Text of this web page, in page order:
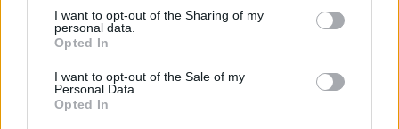
not limited to your visit or usage behaviour. You may click to
grant or deny consent to Google and its third-party tags to
use your data for below specified purposes in below Google
consent section.
I want to opt-out of the Sharing of my
personal data.
Opted In
I want to opt-out of the Sale of my
Personal Data.
Opted In